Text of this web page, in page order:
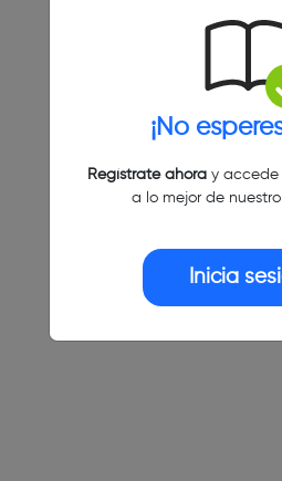
¡No
Regístrate ahoray accede
a lo mejor de
Inicia